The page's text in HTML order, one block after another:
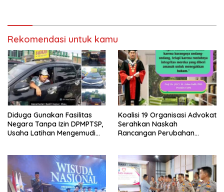
Rekomendasi untuk kamu
Diduga Gunakan Fasilitas
Negara Tanpa Izin DPMPTSP,
Usaha Latihan Mengemudi
Koalisi 19 Organisasi Advokat
Serahkan Naskah
Rancangan Perubahan
RI